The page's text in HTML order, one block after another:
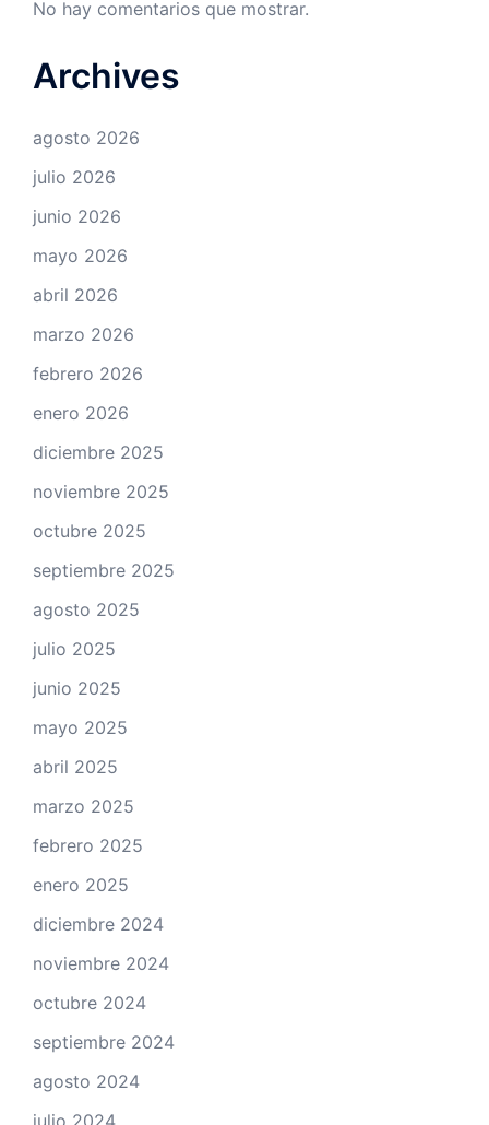
No hay comentarios que mostrar.
Archives
agosto 2026
julio 2026
junio 2026
mayo 2026
abril 2026
marzo 2026
febrero 2026
enero 2026
diciembre 2025
noviembre 2025
octubre 2025
septiembre 2025
agosto 2025
julio 2025
junio 2025
mayo 2025
abril 2025
marzo 2025
febrero 2025
enero 2025
diciembre 2024
noviembre 2024
octubre 2024
septiembre 2024
agosto 2024
julio 2024